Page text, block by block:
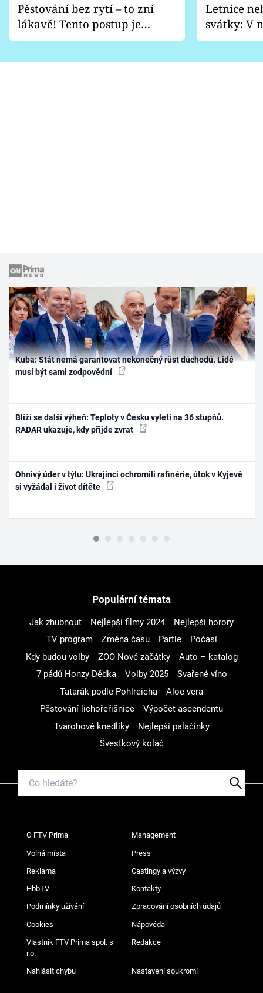
Pěstování bez rytí – to zní
lákavě! Tento postup je
vhodný jen pro některé
Letnice
svátky: V
pondělí
Kuba: Stát nemá garantovat nekonečný růst důchodů. Lidé
musí být sami zodpovědní
Blíží se další výheň: Teploty v Česku vyletí na 36 stupňů.
RADAR ukazuje, kdy přijde zvrat
Ohnivý úder v týlu: Ukrajinci ochromili rafinérie, útok v Kyjevě
si vyžádal i život dítěte
Populární témata
Jak zhubnout Nejlepší filmy 2024
Nejlepší horory
TV program
Změna času Partie
Počasí
Kdy budou volby
ZOO Nové začátky
Auto – katalog
7 pádů Honzy Dědka
Volby 2025
Svařené víno
Tatarák podle Pohlreicha
Aloe vera
Pěstování lichořeřišnice
Výpočet ascendentu
Tvarohové knedlíky
Nejlepší palačinky
Švestkový koláč
O FTV Prima Management
Volná místa Press
Reklama Castingy a výzvy
HbbTV Kontakty
Podmínky užívání Zpracování osobních údajů
Cookies Nápověda
Vlastník FTV Prima spol. s
r.o.
Redakce
Nahlásit chybu Nastavení soukromí